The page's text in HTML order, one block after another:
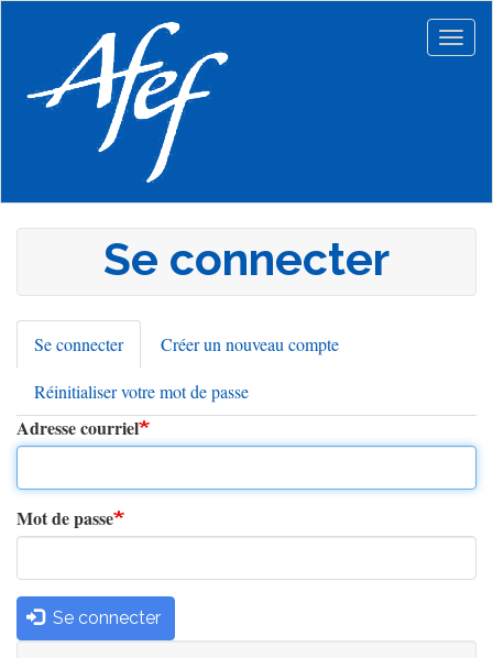
principal
Se connecter
Onglets
principaux
Se connecter(onglet
actif)
Créer un nouveau compte
Réinitialiser votre mot de passe
Adresse courriel
Mot de passe
Se connecter